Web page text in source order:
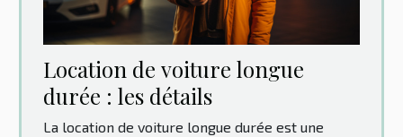
Location‌ ‌de‌ ‌voiture‌ ‌longue‌
‌durée‌ ‌:‌ ‌les‌ ‌détails‌ ‌
La location de voiture longue durée est une